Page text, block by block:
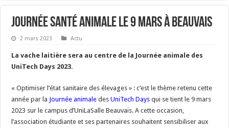
Au sommaire de GTM 91
Prix du lait européen : la France résiste mieux
Journée santé animale le 9 mars à Beauvais
2 mars 2023 Actu
La vache laitière sera au centre de la Journée animale des
UniTech Days 2023.
« Optimiser l’état sanitaire des élevages » : c’est le thème retenu cette
année par la Journée animale desUniTech Days qui se tient le 9 mars
2023 sur le campus d’UniLaSalle Beauvais. A cette occasion,
l’association étudiante et ses partenaires souhaitent sensibiliser aux